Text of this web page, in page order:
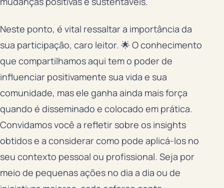
Neste ponto, é vital ressaltar a importância da
sua participação, caro leitor. 🌟 O conhecimento
que compartilhamos aqui tem o poder de
influenciar positivamente sua vida e sua
comunidade, mas ele ganha ainda mais força
quando é disseminado e colocado em prática.
Convidamos você a refletir sobre os insights
obtidos e a considerar como pode aplicá-los no
seu contexto pessoal ou profissional. Seja por
meio de pequenas ações no dia a dia ou de